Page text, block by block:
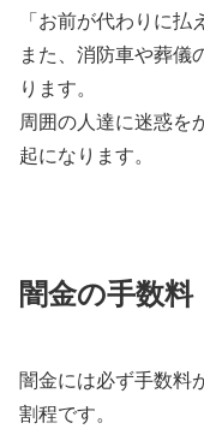
「お前が代わりに払
また、消防車や葬儀
ります。
周囲の人達に迷惑を
起になります。
闇金の手数料
闇金には必ず手数料
割程です。